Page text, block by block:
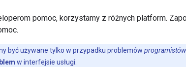
pomoc, korzystamy z różnych platform.
być używane tylko w przypadku problemów programistów
w interfejsie usługi.